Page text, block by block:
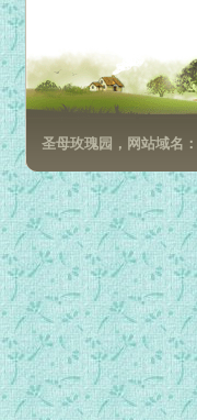
圣母玫瑰园，网站域名